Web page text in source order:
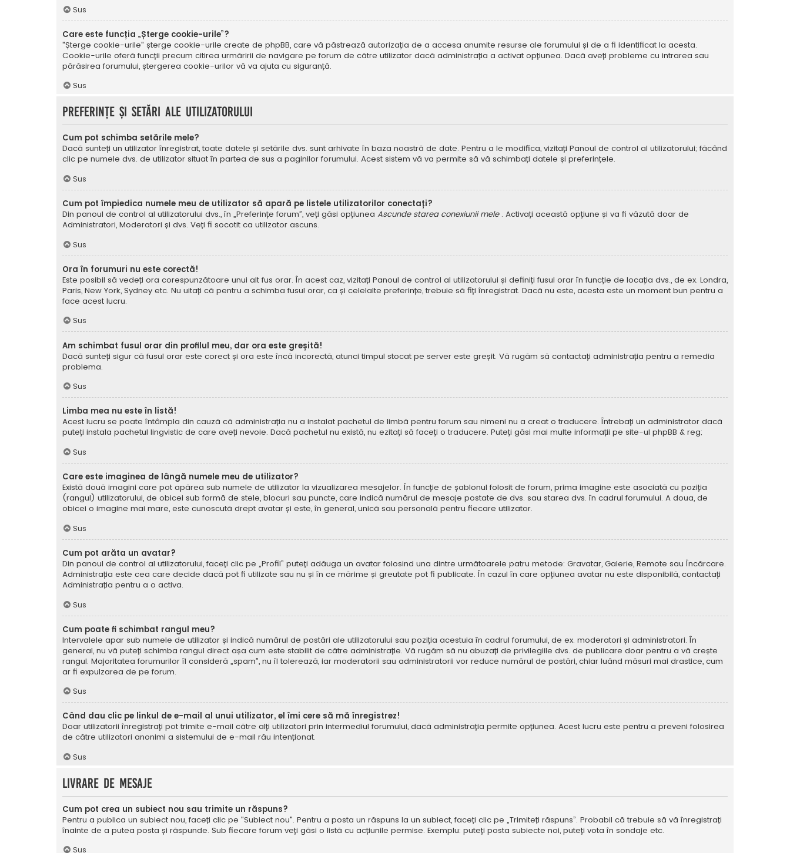
Sus
Care este funcția „Șterge cookie-urile”?
"Șterge cookie-urile" șterge cookie-urile create de phpBB, care vă păstrează autorizația de a accesa anumite resurse ale forumului și de a fi identificat la acesta.
Cookie-urile oferă funcții precum citirea urmăririi de navigare pe forum de către utilizator dacă administrația a activat opțiunea. Dacă aveți probleme cu intrarea sau
părăsirea forumului, ștergerea cookie-urilor vă va ajuta cu siguranță.
Sus
Preferințe și setări ale utilizatorului
Cum pot schimba setările mele?
Dacă sunteți un utilizator înregistrat, toate datele și setările dvs. sunt arhivate în baza noastră de date. Pentru a le modifica, vizitați Panoul de control al utilizatorului; făcând
clic pe numele dvs. de utilizator situat în partea de sus a paginilor forumului. Acest sistem vă va permite să vă schimbați datele și preferințele.
Sus
Cum pot împiedica numele meu de utilizator să apară pe listele utilizatorilor conectați?
Din panoul de control al utilizatorului dvs., în „Preferințe forum”, veți găsi opțiunea Ascunde starea conexiunii mele . Activați această opțiune și va fi văzută doar de
Administratori, Moderatori și dvs. Veți fi socotit ca utilizator ascuns.
Sus
Ora în forumuri nu este corectă!
Este posibil să vedeți ora corespunzătoare unui alt fus orar. În acest caz, vizitați Panoul de control al utilizatorului și definiți fusul orar în funcție de locația dvs., de ex. Londra,
Paris, New York, Sydney etc. Nu uitați că pentru a schimba fusul orar, ca și celelalte preferințe, trebuie să fiți înregistrat. Dacă nu este, acesta este un moment bun pentru a
face acest lucru.
Sus
Am schimbat fusul orar din profilul meu, dar ora este greșită!
Dacă sunteți sigur că fusul orar este corect și ora este încă incorectă, atunci timpul stocat pe server este greșit. Vă rugăm să contactați administrația pentru a remedia
problema.
Sus
Limba mea nu este în listă!
Acest lucru se poate întâmpla din cauză că administrația nu a instalat pachetul de limbă pentru forum sau nimeni nu a creat o traducere. Întrebați un administrator dacă
puteți instala pachetul lingvistic de care aveți nevoie. Dacă pachetul nu există, nu ezitați să faceți o traducere. Puteți găsi mai multe informații pe site-ul phpBB & reg;
Sus
Care este imaginea de lângă numele meu de utilizator?
Există două imagini care pot apărea sub numele de utilizator la vizualizarea mesajelor. În funcție de șablonul folosit de forum, prima imagine este asociată cu poziția
(rangul) utilizatorului, de obicei sub formă de stele, blocuri sau puncte, care indică numărul de mesaje postate de dvs. sau starea dvs. în cadrul forumului. A doua, de
obicei o imagine mai mare, este cunoscută drept avatar și este, în general, unică sau personală pentru fiecare utilizator.
Sus
Cum pot arăta un avatar?
Din panoul de control al utilizatorului, faceți clic pe „Profil” puteți adăuga un avatar folosind una dintre următoarele patru metode: Gravatar, Galerie, Remote sau Încărcare.
Administrația este cea care decide dacă pot fi utilizate sau nu și în ce mărime și greutate pot fi publicate. În cazul în care opțiunea avatar nu este disponibilă, contactați
Administrația pentru a o activa.
Sus
Cum poate fi schimbat rangul meu?
Intervalele apar sub numele de utilizator și indică numărul de postări ale utilizatorului sau poziția acestuia în cadrul forumului, de ex. moderatori și administratori. În
general, nu vă puteți schimba rangul direct așa cum este stabilit de către administrație. Vă rugăm să nu abuzați de privilegiile dvs. de publicare doar pentru a vă crește
rangul. Majoritatea forumurilor îl consideră „spam”, nu îl tolerează, iar moderatorii sau administratorii vor reduce numărul de postări, chiar luând măsuri mai drastice, cum
ar fi expulzarea de pe forum.
Sus
Când dau clic pe linkul de e-mail al unui utilizator, el îmi cere să mă înregistrez!
Doar utilizatorii înregistrați pot trimite e-mail către alți utilizatori prin intermediul forumului, dacă administrația permite opțiunea. Acest lucru este pentru a preveni folosirea
de către utilizatori anonimi a sistemului de e-mail rău intenționat.
Sus
Livrare de mesaje
Cum pot crea un subiect nou sau trimite un răspuns?
Pentru a publica un subiect nou, faceți clic pe "Subiect nou". Pentru a posta un răspuns la un subiect, faceți clic pe „Trimiteți răspuns”. Probabil că trebuie să vă înregistrați
înainte de a putea posta și răspunde. Sub fiecare forum veți găsi o listă cu acțiunile permise. Exemplu: puteți posta subiecte noi, puteți vota în sondaje etc.
Sus